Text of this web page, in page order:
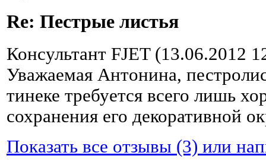
Re: Пестрые листья
Консультант FJET (13.06.2012
Уважаемая Антонина,
тинеке требуется всего лишь
сохранения его декоративной
Показать все отзывы (3) или